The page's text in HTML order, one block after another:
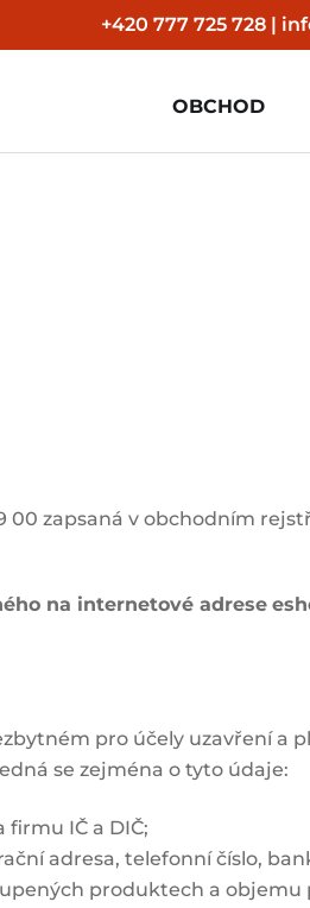
777 725 728 |
OBCHOD
00 zapsaná v obchodním
na internetové adrese
pro účely uzavření a
se zejména o tyto údaje:
IČ a DIČ;
adresa, telefonní číslo,
produktech a objemu